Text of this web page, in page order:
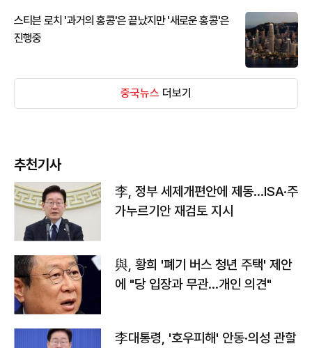
스티븐 로치 '과거의 홍콩'은 끝났지만 '새로운 홍콩'은
진행중
중국뉴스 더보기
추천기사
李, 정부 세제개편안에 제동…ISA·주
가누르기안 재검토 지시
與, 황희 '폐기 버스 청년 주택' 제안
에 "당 입장과 무관…개인 의견"
李대통령, '호우피해' 안동·의성 관할